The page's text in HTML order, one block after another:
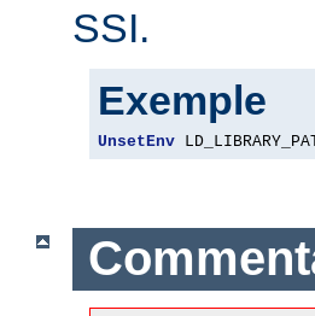
SSI.
Exemple
UnsetEnv